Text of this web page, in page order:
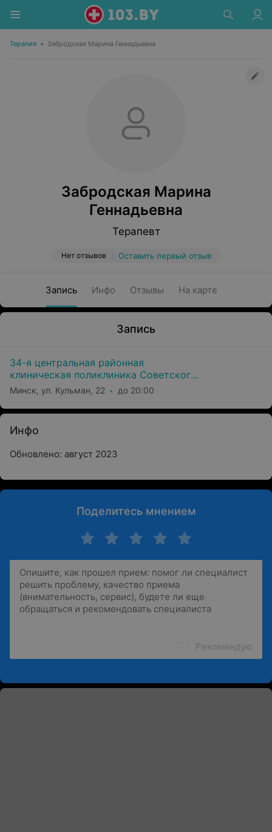
Терапия • Забродская Марина Геннадьевна
Забродская Марина
Геннадьевна
Терапевт
Нет отзывов Оставить первый отзыв
Запись Инфо Отзывы На карте
Запись
34-я центральная районная
клиническая поликлиника Советского
района г. Минска
Минск, ул. Кульман, 22 до 20:00
Инфо
Обновлено: август 2023
Поделитесь мнением
Рекомендую